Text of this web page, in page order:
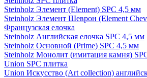
Steinholz Элемент (Element) SPC 4,5 мм
Steinholz Элемент Шеврон (Element
Французская елочка
Steinholz Английская елочка SPC 4,5 мм
Steinholz Основной (Prime) SPC 4,5 мм
Steinholz Монолит (имитация камня)
Union SPC плитка
Union Искусство (Art collection)